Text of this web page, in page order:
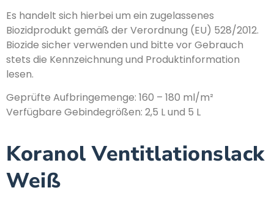
Es handelt sich hierbei um ein zugelassenes
Biozidprodukt gemäß der Verordnung (EU) 528/2012.
Biozide sicher verwenden und bitte vor Gebrauch
stets die Kennzeichnung und Produktinformation
lesen.
Geprüfte Aufbringemenge: 160 – 180 ml/m²
Verfügbare Gebindegrößen: 2,5 L und 5 L
Koranol Ventitlationslack
Weiß